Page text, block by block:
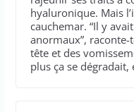
hyaluronique. Mais
cauchemar. “Il y
anormaux”, raconte-
tête et des
plus ça se dégradait,